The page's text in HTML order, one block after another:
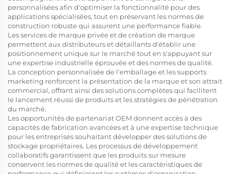
personnalisées afin d'optimiser la fonctionnalité pour des
applications spécialisées, tout en préservant les normes de
construction robuste qui assurent une performance fiable.
Les services de marque privée et de création de marque
permettent aux distributeurs et détaillants d'établir une
positionnement unique sur le marché tout en s'appuyant sur
une expertise industrielle éprouvée et des normes de qualité.
La conception personnalisée de l'emballage et les supports
marketing renforcent la présentation de la marque et son attrait
commercial, offrant ainsi des solutions complètes qui facilitent
le lancement réussi de produits et les stratégies de pénétration
du marché.
Les opportunités de partenariat OEM donnent accès à des
capacités de fabrication avancées et à une expertise technique
pour les entreprises souhaitant développer des solutions de
stockage propriétaires. Les processus de développement
collaboratifs garantissent que les produits sur mesure
conservent les normes de qualité et les caractéristiques de